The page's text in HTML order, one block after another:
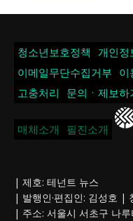
청소년보호정책 개인정
이메일무단수집거부
이
고충처리
문의ㆍ제보하
매체소개 필진소개
| 제호: 테넌트 뉴스
| 발행인·편집인: 김성호 |
| 주소: 서울시 서초구 나